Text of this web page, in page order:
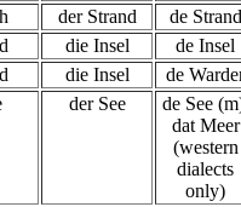
der Strand de Strand
die Insel de Insel
die Insel de
der See
de See
dat Meer
(western
dialects
only)